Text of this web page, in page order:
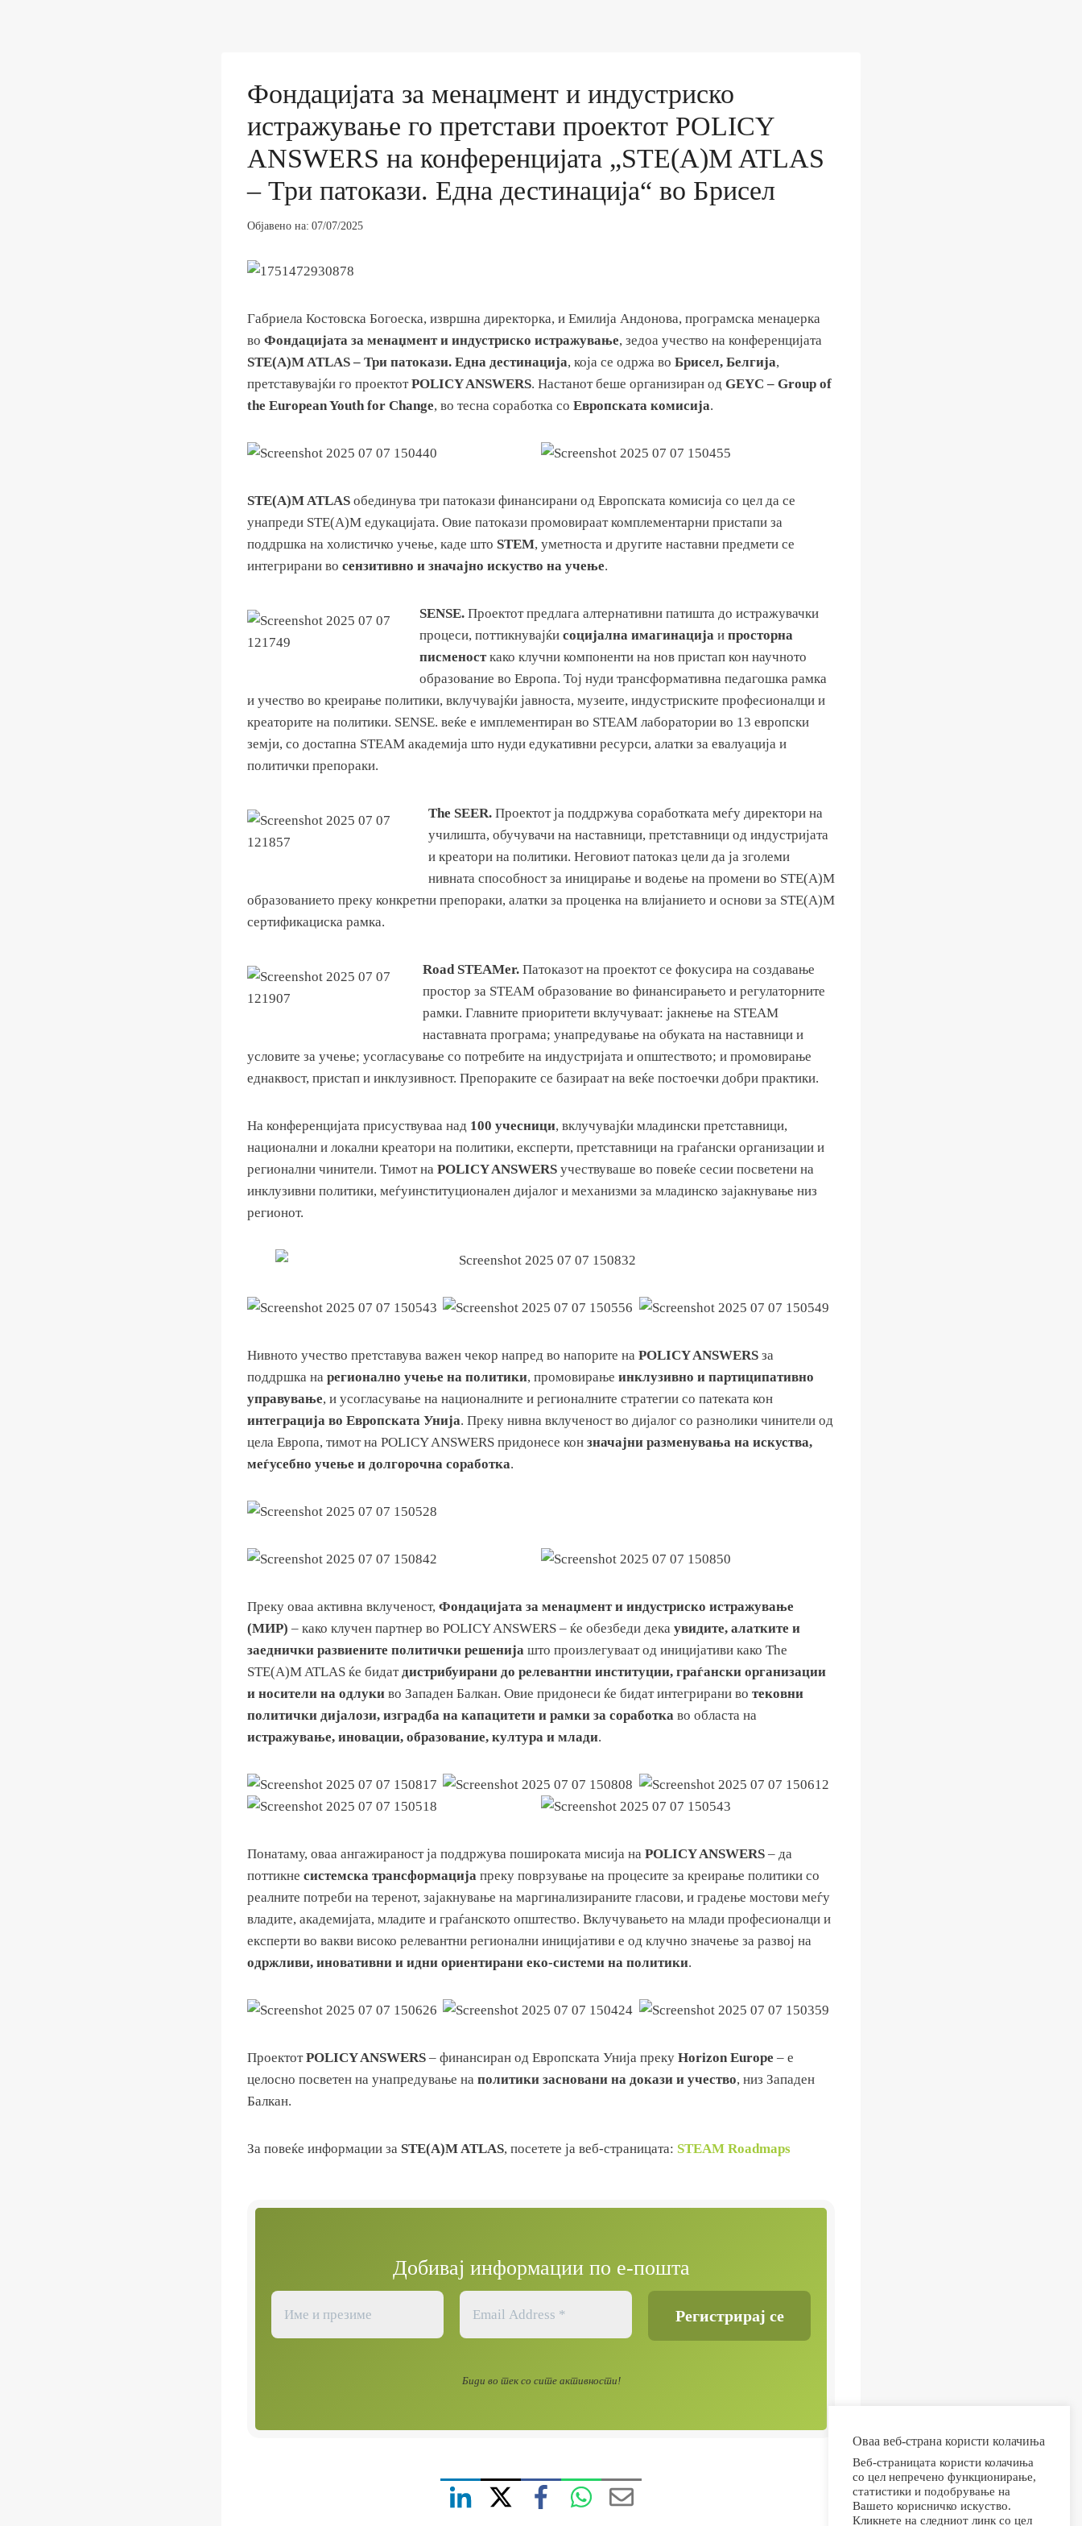
Фондацијата за менаџмент и индустриско
истражување го претстави проектот POLICY
ANSWERS на конференцијата „STE(A)M ATLAS
– Три патокази. Една дестинација“ во Брисел
Објавено на: 07/07/2025
Габриела Костовска Богоеска, извршна директорка, и Емилија Андонова, програмска менаџерка
во Фондацијата за менаџмент и индустриско истражување, зедоа учество на конференцијата
STE(A)M ATLAS – Три патокази. Една дестинација, која се одржа во Брисел, Белгија,
претставувајќи го проектотPOLICY ANSWERS. Настанот беше организиран од GEYC – Group of
the European Youth for Change, во тесна соработка со Европската комисија.
STE(A)M ATLAS обединува три патокази финансирани од Европската комисија со цел да се
унапреди STE(A)M едукацијата. Овие патокази промовираат комплементарни пристапи за
поддршка на холистичко учење, каде што STEM, уметноста и другите наставни предмети се
интегрирани во сензитивно и значајно искуство на учење.
SENSE. Проектот предлага алтернативни патишта до истражувачки
процеси, поттикнувајќи социјална имагинација и просторна
писменосткако клучни компоненти на нов пристап кон научното
образование во Европа. Тој нуди трансформативна педагошка рамка
и учество во креирање политики, вклучувајќи јавноста, музеите, индустриските професионалци и
креаторите на политики. SENSE. веќе е имплементиран во STEAM лаборатории во 13 европски
земји, со достапна STEAM академија што нуди едукативни ресурси, алатки за евалуација и
политички препораки.
The SEER. Проектот ја поддржува соработката меѓу директори на
училишта, обучувачи на наставници, претставници од индустријата
и креатори на политики. Неговиот патоказ цели да ја зголеми
нивната способност за иницирање и водење на промени во STE(A)M
образованието преку конкретни препораки, алатки за проценка на влијанието и основи за STE(A)M
сертификациска рамка.
Road STEAMer. Патоказот на проектот се фокусира на создавање
простор за STEAM образование во финансирањето и регулаторните
рамки. Главните приоритети вклучуваат: јакнење на STEAM
наставната програма; унапредување на обуката на наставници и
условите за учење; усогласување со потребите на индустријата и општеството; и промовирање
еднаквост, пристап и инклузивност. Препораките се базираат на веќе постоечки добри практики.
На конференцијата присуствуваа над 100 учесници, вклучувајќи младински претставници,
национални и локални креатори на политики, експерти, претставници на граѓански организации и
регионални чинители. Тимот на POLICY ANSWERS учествуваше во повеќе сесии посветени на
инклузивни политики, меѓуинституционален дијалог и механизми за младинско зајакнување низ
регионот.
Нивното учество претставува важен чекор напред во напорите на POLICY ANSWERS за
поддршка на регионално учење на политики, промовирање инклузивно и партиципативно
управување, и усогласување на националните и регионалните стратегии со патеката кон
интеграција во Европската Унија. Преку нивна вклученост во дијалог со разнолики чинители од
цела Европа, тимот на POLICY ANSWERS придонесе кон значајни разменувања на искуства,
меѓусебно учење и долгорочна соработка.
Преку оваа активна вклученост, Фондацијата за менаџмент и индустриско истражување
(МИР) – како клучен партнер во POLICY ANSWERS – ќе обезбеди дека увидите, алатките и
заеднички развиените политички решенија што произлегуваат од иницијативи како The
STE(A)M ATLAS ќе бидатдистрибуирани до релевантни институции, граѓански организации
и носители на одлуки во Западен Балкан. Овие придонеси ќе бидат интегрирани во тековни
политички дијалози, изградба на капацитети и рамки за соработка во областа на
истражување, иновации, образование, култура и млади.
Понатаму, оваа ангажираност ја поддржува пошироката мисија на POLICY ANSWERS – да
поттикне системска трансформација преку поврзување на процесите за креирање политики со
реалните потреби на теренот, зајакнување на маргинализираните гласови, и градење мостови меѓу
владите, академијата, младите и граѓанското општество. Вклучувањето на млади професионалци и
експерти во вакви високо релевантни регионални иницијативи е од клучно значење за развој на
одржливи, иновативни и идни ориентирани еко-системи на политики.
ПроектотPOLICY ANSWERS – финансиран од Европската Унија преку Horizon Europe – е
целосно посветен на унапредување на политики засновани на докази и учество, низ Западен
Балкан.
За повеќе информации за STE(A)M ATLAS, посетете ја веб-страницата: STEAM Roadmaps
Добивај информации по е-пошта
Биди во тек со сите активности!
Оваа веб-страна користи колачиња
Веб-страницата користи колачиња
со цел непречено функционирање,
статистики и подобрување на
Вашето корисничко искуство.
Кликнете на следниот линк со цел